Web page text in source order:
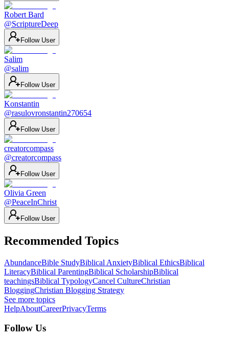
Robert Bard
@ScriptureDeep
Follow User
Salim
@salim
Follow User
Konstantin
@rasulovronstantin270654
Follow User
creatorcompass
@creatorcompass
Follow User
Olivia Green
@PeaceInChrist
Follow User
Recommended Topics
AbundanceBible StudyBiblical AnxietyBiblical EthicsBiblical
LiteracyBiblical ParentingBiblical ScholarshipBiblical
teachingsBiblical TypologyCancel CultureChristian
BloggingChristian Blogging Strategy
See more topics
HelpAboutCareerPrivacyTerms
Follow Us